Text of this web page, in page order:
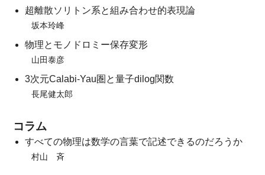
超離散ソリトン系と組み合わせ的表現論
坂本玲峰
物理とモノドロミー保存変形
山田泰彦
3次元Calabi-Yau圏と量子dilog関数
長尾健太郎
コラム
すべての物理は数学の言葉で記述できるのだろうか
村山 斉